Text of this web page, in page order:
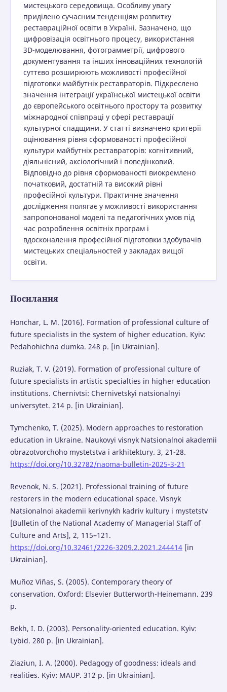
мистецького середовища. Особливу увагу
приділено сучасним тенденціям розвитку
реставраційної освіти в Україні. Зазначено, що
цифровізація освітнього процесу, використання
3D-моделювання, фотограмметрії, цифрового
документування та інших інноваційних технологій
суттєво розширюють можливості професійної
підготовки майбутніх реставраторів. Підкреслено
значення інтеграції української мистецької освіти
до європейського освітнього простору та розвитку
міжнародної співпраці у сфері реставрації
культурної спадщини. У статті визначено критерії
оцінювання рівня сформованості професійної
культури майбутніх реставраторів: когнітивний,
діяльнісний, аксіологічний і поведінковий.
Відповідно до рівня сформованості виокремлено
початковий, достатній та високий рівні
професійної культури. Практичне значення
дослідження полягає у можливості використання
запропонованої моделі та педагогічних умов під
час розроблення освітніх програм і
вдосконалення професійної підготовки здобувачів
мистецьких спеціальностей у закладах вищої
освіти.
Посилання
Honchar, L. M. (2016). Formation of professional culture of
future specialists in the system of higher education. Kyiv:
Pedahohichna dumka. 248 p. [in Ukrainian].
Ruziak, T. V. (2019). Formation of professional culture of
future specialists in artistic specialties in higher education
institutions. Chernivtsi: Chernivetskyi natsionalnyi
universytet. 214 p. [in Ukrainian].
Tymchenko, T. (2025). Modern approaches to restoration
education in Ukraine. Naukovyi visnyk Natsionalnoi akademii
obrazotvorchoho mystetstva i arkhitektury. 3, 21-28.
https://doi.org/10.32782/naoma-bulletin-2025-3-21
Revenok, N. S. (2021). Professional training of future
restorers in the modern educational space. Visnyk
Natsionalnoi akademii kerivnykh kadriv kultury i mystetstv
[Bulletin of the National Academy of Managerial Staff of
Culture and Arts], 2, 115–121.
https://doi.org/10.32461/2226-3209.2.2021.244414[in
Ukrainian].
Muñoz Viñas, S. (2005). Contemporary theory of
conservation. Oxford: Elsevier Butterworth-Heinemann. 239
р.
Bekh, I. D. (2003). Personality-oriented education. Kyiv:
Lybid. 280 p. [in Ukrainian].
Ziaziun, I. A. (2000). Pedagogy of goodness: ideals and
realities. Kyiv: MAUP. 312 p. [in Ukrainian].